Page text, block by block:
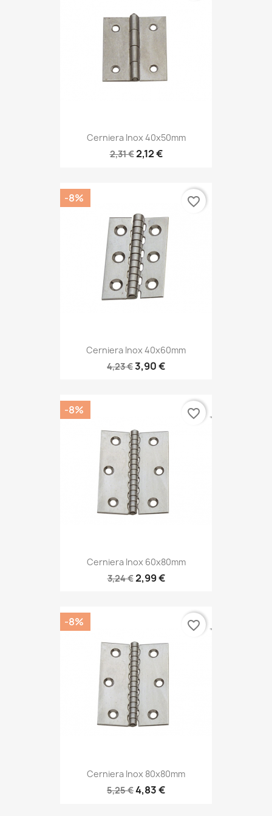
Cerniera Inox 40x50mm
2,31 €2,12 €
Cerniera Inox 40x60mm
4,23 €3,90 €
-8% favorite_border
Cerniera Inox 60x80mm
3,24 €2,99 €
-8% favorite_border
Cerniera Inox 80x80mm
5,25 €4,83 €
-8% favorite_border